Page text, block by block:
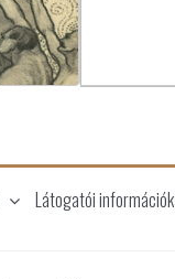
Látogatói információk